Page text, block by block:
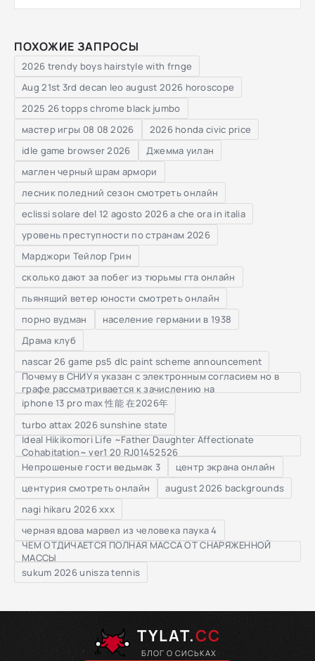
ПОХОЖИЕ ЗАПРОСЫ
2026 trendy boys hairstyle with frnge
Aug 21st 3rd decan leo august 2026 horoscope
2025 26 topps chrome black jumbo
мастер игры 08 08 2026
2026 honda civic price
idle game browser 2026
Джемма уилан
маглен черный шрам армори
лесник поледний сезон смотреть онлайн
eclissi solare del 12 agosto 2026 a che ora in italia
уровень преступности по странам 2026
Марджори Тейлор Грин
сколько дают за побег из тюрьмы гта онлайн
пьянящий ветер юности смотреть онлайн
порно вудман
население германии в 1938
Драма клуб
nascar 26 game ps5 dlc paint scheme announcement
Почему в СНИУ я указан с электронным согласием но в
графе рассматривается к зачислению на
iphone 13 pro max 性能 在2026年
turbo attax 2026 sunshine state
Ideal Hikikomori Life ~Father Daughter Affectionate
Cohabitation~ ver1 20 RJ01452526
Непрошеные гости ведьмак 3
центр экрана онлайн
центурия смотреть онлайн
august 2026 backgrounds
nagi hikaru 2026 xxx
черная вдова марвел из человека паука 4
ЧЕМ ОТДИЧАЕТСЯ ПОЛНАЯ МАССА ОТ СНАРЯЖЕННОЙ
МАССЫ
sukum 2026 unisza tennis
TYLAT.CC
БЛОГ О СИСЬКАХ